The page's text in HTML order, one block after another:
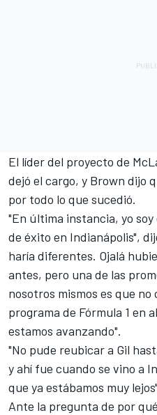
El líder del proyecto de
dejó el cargo, y Brown dijo
por todo lo que sucedió.
"En última instancia, yo
de éxito en Indianápolis",
haría diferentes. Ojalá
antes, pero una de las
nosotros mismos es que
programa de Fórmula 1 en
estamos avanzando".
"No pude reubicar a Gil
y ahí fue cuando se vino a
que ya estábamos muy
Ante la pregunta de por